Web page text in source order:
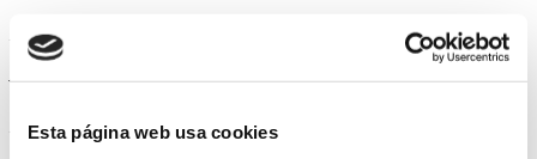
Esta página web usa cookies
–
José Bueno Oliva (Taller
–Cesteríaa cargo del artesano